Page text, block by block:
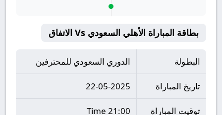
بطاقة المباراة الأهلي السعودي Vs الاتفاق
البطولة الدوري السعودي للمحترفين
تاريخ المباراة 22-05-2025
توقيت المباراة 21:00 Time